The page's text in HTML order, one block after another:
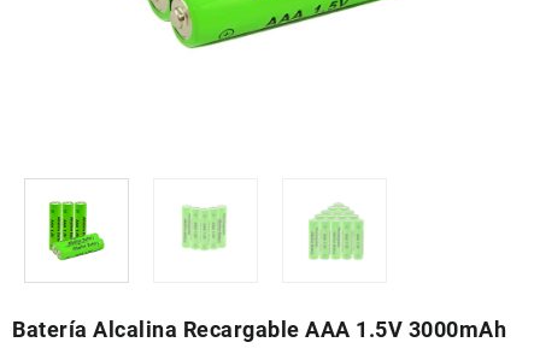
Batería Alcalina Recargable AAA 1.5V 3000mAh